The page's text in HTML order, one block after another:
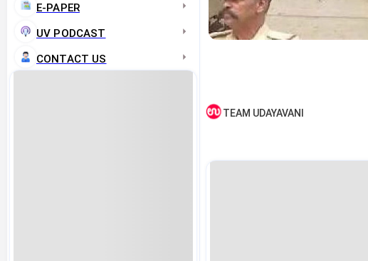
E-PAPER
UV PODCAST
CONTACT US
TEAM UDAYAVANI